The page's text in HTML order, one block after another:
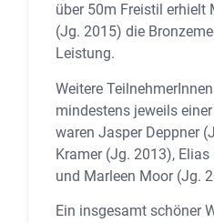
über 50m Freistil erhielt
(Jg. 2015) die
Leistung.
Weitere
mindestens jeweils
waren Jasper Deppner
Kramer (Jg. 2013),
und Marleen Moor (Jg.
Ein insgesamt schöner